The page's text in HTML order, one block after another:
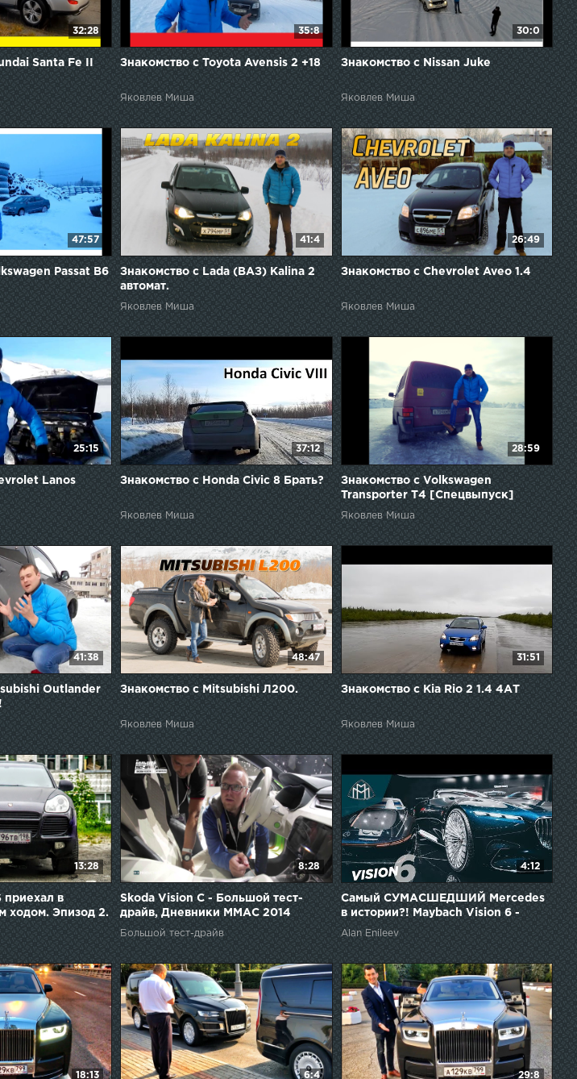
32:28
Santa Fe II
35:8
Знакомство с Toyota Avensis 2 +18
Яковлев Миша
30:0
Знакомство с Nissan Juke
Яковлев Миша
47:57
Passat B6
41:4
Знакомство с Lada (ВАЗ) Kalina 2
автомат.
Яковлев Миша
26:49
Знакомство с Chevrolet Aveo 1.4
Яковлев Миша
25:15
Lanos
37:12
Знакомство с Honda Civic 8 Брать?
Яковлев Миша
28:59
Знакомство с Volkswagen
Transporter Т4 [Спецвыпуск]
Лучший обзор!
Яковлев Миша
41:38
Outlander
48:47
Знакомство с Mitsubishi Л200.
Яковлев Миша
31:51
Знакомство с Kia Rio 2 1.4 4АТ
Яковлев Миша
13:28
приехал в
ходом. Эпизод 2.
8:28
Skoda Vision C - Большой тест-
драйв, Дневники ММАС 2014
Большой тест-драйв
4:12
Самый СУМАСШЕДШИЙ Mercedes
в истории?! Maybach Vision 6 -
обзор нереального Benz’а! Тест-
драйв бы!)
Alan Enileev
18:13 6:4 29:8